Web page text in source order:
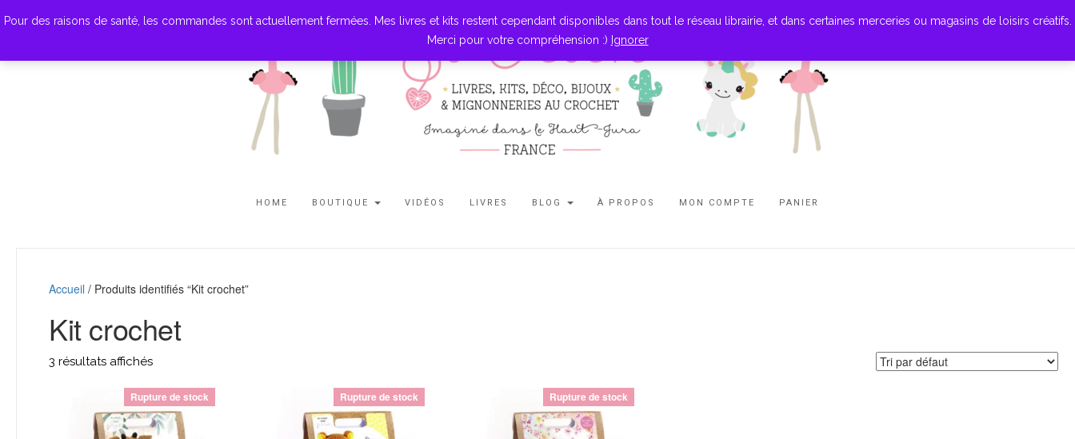
HOME BOUTIQUE VIDÉOS LIVRES BLOG À PROPOS MON COMPTE PANIER
Accueil / Produits identifiés “Kit crochet”
Kit crochet
3 résultats affichés
Rupture de stock Rupture de stock Rupture de stock
Pour des raisons de santé, les commandes sont actuellement fermées. Mes livres et kits restent cependant disponibles dans tout le réseau librairie, et dans certaines merceries ou magasins de loisirs créatifs.
Merci pour votre compréhension :) Ignorer